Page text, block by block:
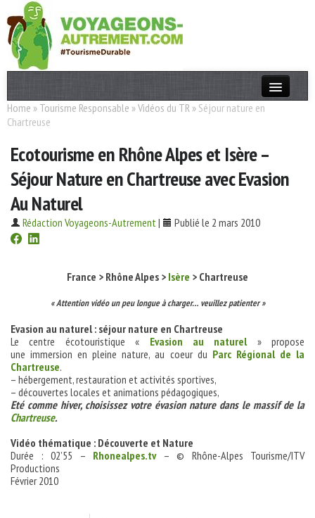
Actualités
Destinations
Acteurs
Thèmes
Home » Tourisme Responsable »Vidéos du TR » Séjour nature en
Chartreuse
Ecotourisme en Rhône Alpes et Isère –
Séjour Nature en Chartreuse avec Evasion
Au Naturel
Rédaction Voyageons-Autrement| Publié le 2 mars 2010
France > Rhône Alpes > Isère > Chartreuse
« Attention vidéo un peu longue à charger… veuillez patienter »
Evasion au naturel : séjour nature en Chartreuse
Le centre écotouristique « Evasion au naturel» propose
une immersion en pleine nature, au coeur du Parc Régional de la
Chartreuse.
– hébergement, restauration et activités sportives,
– découvertes locales et animations pédagogiques,
Eté comme hiver, choisissez votre évasion nature dans le massif de la
Chartreuse.
Vidéo thématique : Découverte et Nature
Durée : 02’55 – Rhonealpes.tv– © Rhône-Alpes Tourisme/ITV
Productions
Février 2010